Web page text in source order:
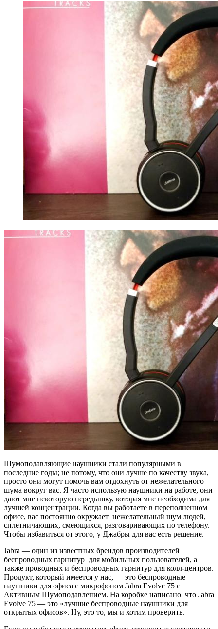
Шумоподавляющие наушники стали популярными в
последние годы; не потому, что они лучше по качеству звука,
просто они могут помочь вам отдохнуть от нежелательного
шума вокруг вас. Я часто использую наушники на работе, они
дают мне некоторую передышку, которая мне необходима для
лучшей концентрации. Когда вы работаете в переполненном
офисе, вас постоянно окружает нежелательный шум людей,
сплетничающих, смеющихся, разговаривающих по телефону.
Чтобы избавиться от этого, у Джабры для вас есть решение.
Jabra — один из известных брендов производителей
беспроводных гарнитур для мобильных пользователей, а
также проводных и беспроводных гарнитур для колл-центров.
Продукт, который имеется у нас, — это беспроводные
наушники для офиса с микрофоном Jabra Evolve 75 с
Активным Шумоподавлением. На коробке написано, что Jabra
Evolve 75 — это «лучшие беспроводные наушники для
открытых офисов». Ну, это то, мы и хотим проверить.